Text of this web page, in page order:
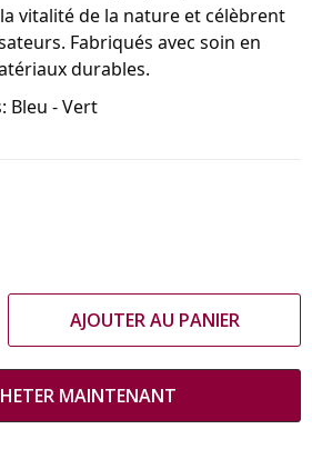
vitalité de la nature et célèbrent
Fabriqués avec soin en
durables.
Bleu - Vert
AJOUTER AU PANIER
MAINTENANT